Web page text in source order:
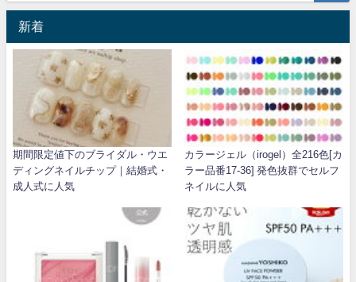
新着
期間限定値下のブライダル・ウエ
ディングネイルチップ｜結婚式・
成人式に人気
カラージェル（irogel）全216色[カ
ラー品番17-36] 発色抜群でセルフ
ネイルに人気